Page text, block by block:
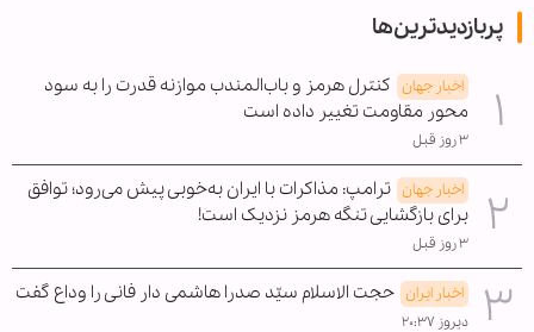
پربازدیدترین‌ها
اخبار جهان کنترل هرمز و باب‌المندب موازنه قدرت را به سود
محور مقاومت تغییر داده است
۳ روز قبل
اخبار جهان ترامپ: مذاکرات با ایران به‌خوبی پیش می‌رود؛ توافق
برای بازگشایی تنگه هرمز نزدیک است!
۳ روز قبل
اخبار ایران حجت الاسلام سیّد صدرا هاشمی دار فانی را وداع گفت
دیروز ۲۰:۳۷